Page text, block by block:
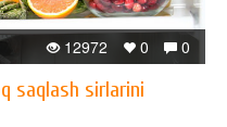
0
0
12972
saqlash sirlarini